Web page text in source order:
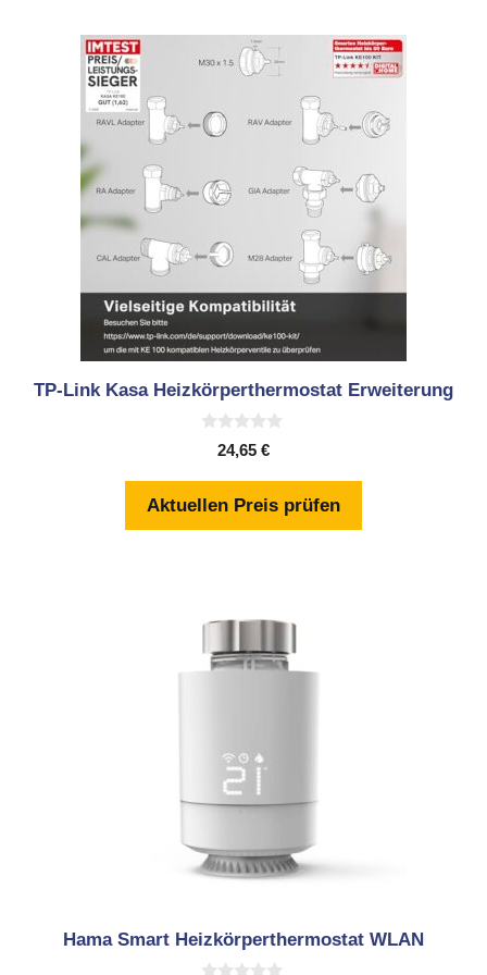
TP-Link Kasa Heizkörperthermostat Erweiterung
5
24,65 €
Aktuellen Preis prüfen
Hama Smart Heizkörperthermostat WLAN